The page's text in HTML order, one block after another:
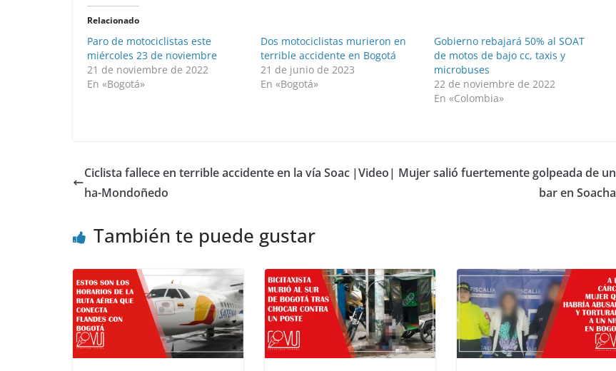
Relacionado
Paro de motociclistas este
miércoles 23 de noviembre
21 de noviembre de 2022
En «Bogotá»
Dos motociclistas murieron en
terrible accidente en Bogotá
21 de junio de 2023
En «Bogotá»
Gobierno rebajará 50% al SOAT
de motos de bajo cc, taxis y
microbuses
22 de noviembre de 2022
En «Colombia»
Ciclista fallece en terrible accidente en la vía Soac
ha-Mondoñedo
|Video| Mujer salió fuertemente golpeada de un
bar en Soacha
También te puede gustar